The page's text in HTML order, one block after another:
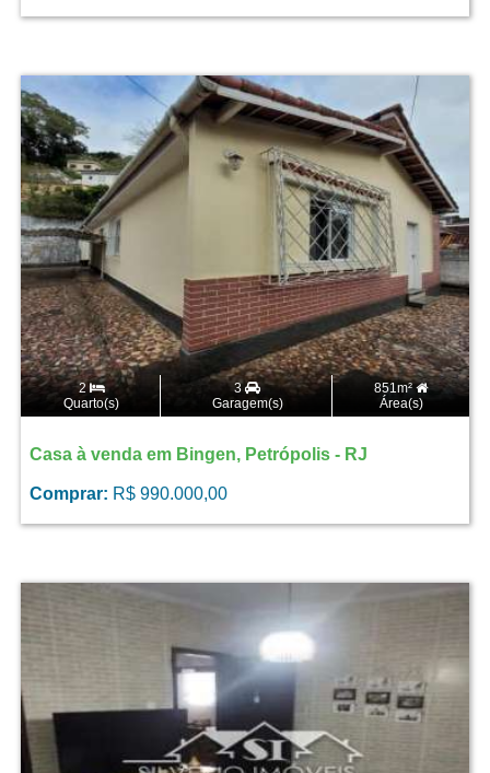
2
Quarto(s)
3
Garagem(s)
851m²
Área(s)
Casa à venda em Bingen, Petrópolis - RJ
Comprar: R$ 990.000,00